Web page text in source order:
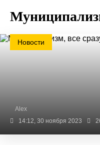
Новости
Alex
14:12, 30 ноября 2023